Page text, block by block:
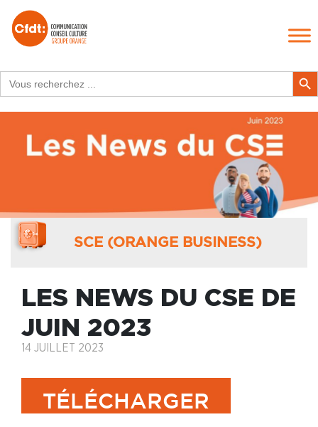
for:
Search
SCE (ORANGE BUSINESS)
LES NEWS DU CSE DE
JUIN 2023
14 JUILLET 2023
TÉLÉCHARGER